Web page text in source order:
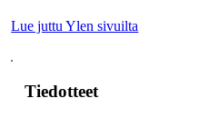
Lue juttu Ylen sivuilta
Tiedotteet